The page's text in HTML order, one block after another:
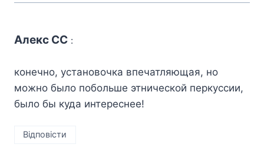
Алекс СС :
конечно, установочка впечатляющая, но
можно было побольше этнической перкуссии,
было бы куда интереснее!
Відповіcти